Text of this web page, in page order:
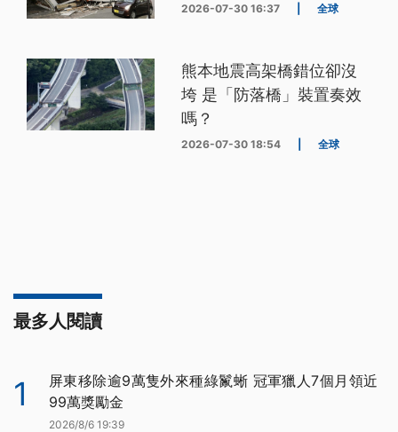
2026-07-30 16:37 全球
熊本地震高架橋錯位卻沒
垮 是「防落橋」裝置奏效
嗎？
2026-07-30 18:54 全球
最多人閱讀
1
屏東移除逾9萬隻外來種綠鬣蜥 冠軍獵人7個月領近
99萬獎勵金
2026/8/6 19:39